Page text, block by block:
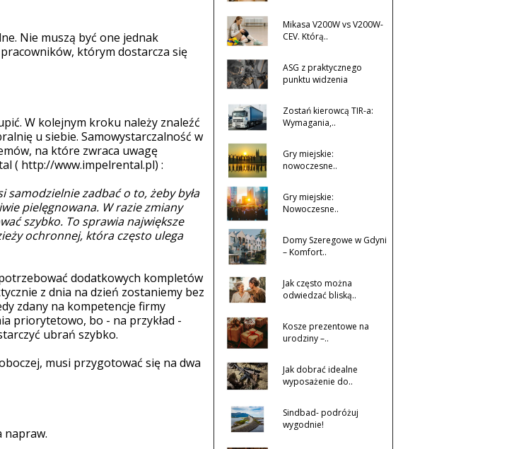
Nie muszą być one jednak
którym dostarcza się
W kolejnym kroku należy znaleźć
u siebie. Samowystarczalność w
na które zwraca uwagę
( http://www.impelrental.pl) :
samodzielnie zadbać o to, żeby była
pielęgnowana. W razie zmiany
szybko. To sprawia największe
ochronnej, która często ulega
dodatkowych kompletów
z dnia na dzień zostaniemy bez
zdany na kompetencje firmy
priorytetowo, bo - na przykład -
ubrań szybko.
musi przygotować się na dwa
napraw.
Mikasa V200W vs V200W-
CEV. Którą..
ASG z praktycznego
punktu widzenia
Zostań kierowcą TIR-a:
Wymagania,..
Gry miejskie:
nowoczesne..
Gry miejskie:
Nowoczesne..
Domy Szeregowe w Gdyni
– Komfort..
Jak często można
odwiedzać bliską..
Kosze prezentowe na
urodziny –..
Jak dobrać idealne
wyposażenie do..
Sindbad- podróżuj
wygodnie!